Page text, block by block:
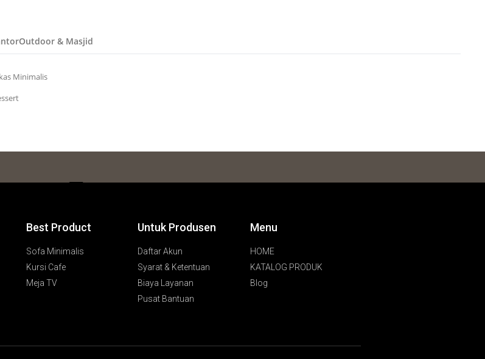
Outdoor & Masjid
Minimalis
Best Product
Sofa Minimalis
Kursi Cafe
Meja TV
Untuk Produsen
Daftar Akun
Syarat & Ketentuan
Biaya Layanan
Pusat Bantuan
Menu
HOME
KATALOG PRODUK
Blog